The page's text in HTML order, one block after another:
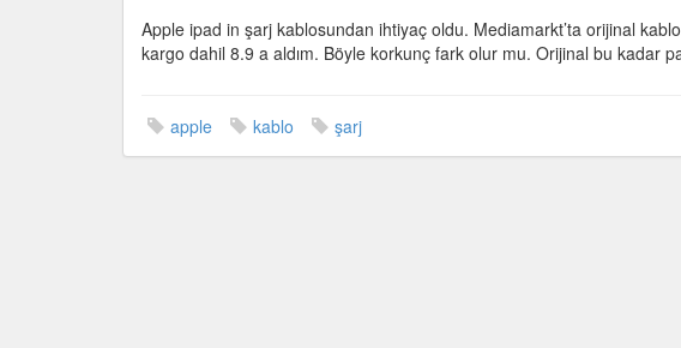
yan
sanayi
Apple ipad in şarj kablosundan ihtiyaç oldu. Mediamarkt’ta orijinal
kargo dahil 8.9 a aldım. Böyle korkunç fark olur mu. Orijinal bu kadar
apple kablo şarj